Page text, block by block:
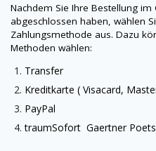
Nachdem Sie Ihre Bestellung im
abgeschlossen haben, wählen
Zahlungsmethode aus. Dazu
Methoden wählen:
Transfer
Kreditkarte ( Visacard,
PayPal
traumSofort Gaertner